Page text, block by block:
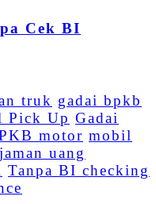
Cek BI
truk gadai bpkb
Pick Up Gadai
motor mobil
uang
Tanpa BI checking